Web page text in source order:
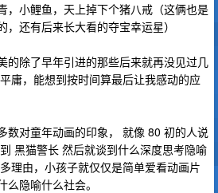
，小鲤鱼，天上掉下个猪八戒（这俩也是
还有后来长大看的夺宝幸运星）
的除了早年引进的那些后来就再没见过几
庸，能想到按时间算最后让我感动的应
数对童年动画的印象， 就像 80 初的人说
黑猫警长 然后就谈到什么深度思考隐喻
理由，小孩子就仅仅是简单爱看动画片
隐喻什么社会。